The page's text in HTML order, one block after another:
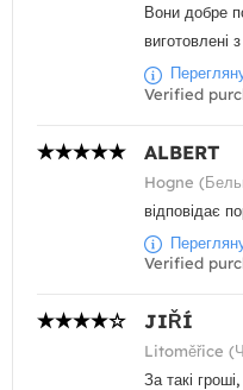
Вони добре
виготовлені
Verified
ALBERT
Hogne
відповідає
Verified
JIŘÍ
Litoměřice
За такі